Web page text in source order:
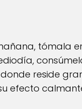
tómala
reside
efecto